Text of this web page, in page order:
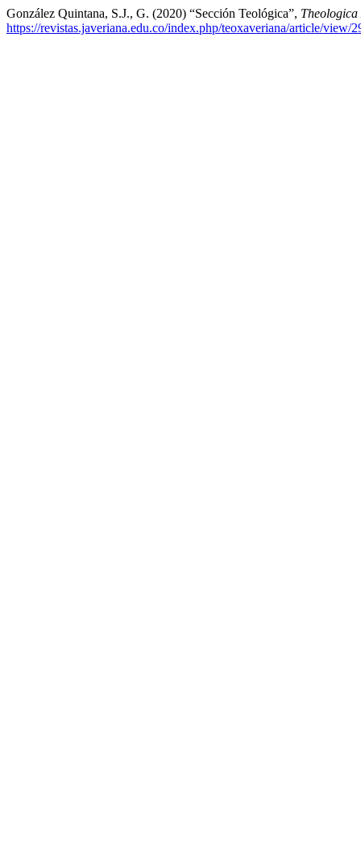
González Quintana, S.J., G. (2020) “Sección Teológica”,
https://revistas.javeriana.edu.co/index.php/teoxaveriana/article/view/